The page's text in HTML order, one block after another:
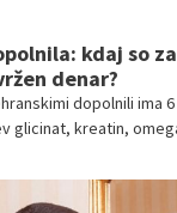
kdaj so
denar?
dopolnili ima
glicinat, kreatin,
na podlagi krvnih